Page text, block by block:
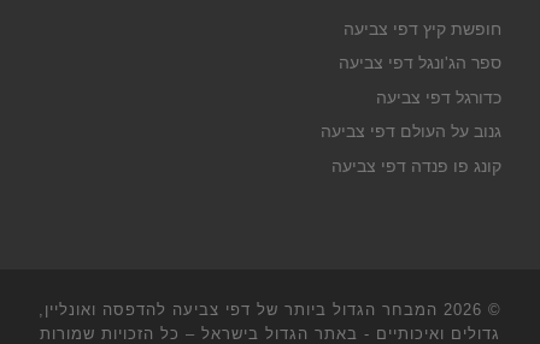
חופשת קיץ דפי צביעה
ספר הג'ונגל דפי צביעה
כדורגל דפי צביעה
גנוב על העולם דפי צביעה
קונג פו פנדה דפי צביעה
© 2026
המבחר הגדול ביותר של דפי צביעה להדפסה ואונליין,
גדולים ואיכותיים - באתר הגדול בישראל – כל הזכויות שמורות